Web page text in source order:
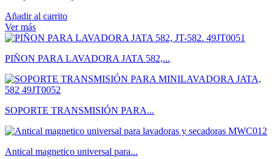
Añadir al carrito
Ver más
PIÑON PARA LAVADORA JATA 582,...
SOPORTE TRANSMISIÓN PARA...
Antical magnetico universal para...